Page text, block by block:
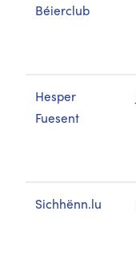
Béierclub
Hesper
Fuesent
Sichhënn.lu